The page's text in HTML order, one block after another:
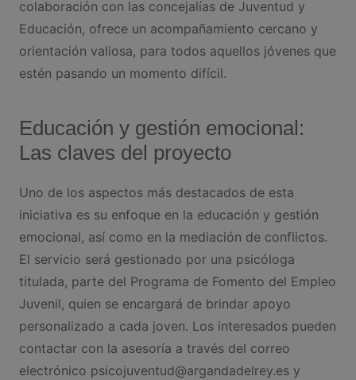
colaboración con las concejalías de Juventud y
Educación, ofrece un acompañamiento cercano y
orientación valiosa, para todos aquellos jóvenes que
estén pasando un momento difícil.
Educación y gestión emocional:
Las claves del proyecto
Uno de los aspectos más destacados de esta
iniciativa es su enfoque en la educación y gestión
emocional, así como en la mediación de conflictos.
El servicio será gestionado por una psicóloga
titulada, parte del Programa de Fomento del Empleo
Juvenil, quien se encargará de brindar apoyo
personalizado a cada joven. Los interesados pueden
contactar con la asesoría a través del correo
electrónico psicojuventud@argandadelrey.esy